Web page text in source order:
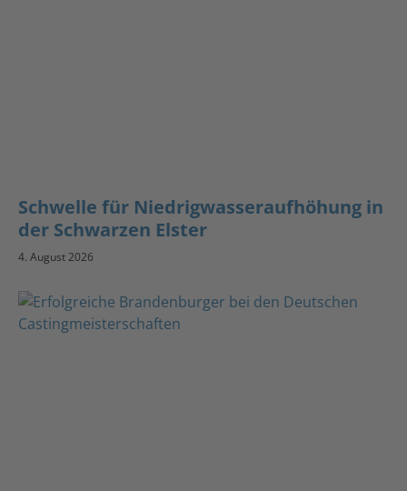
Schwelle für Niedrigwasseraufhöhung in
der Schwarzen Elster
4. August 2026